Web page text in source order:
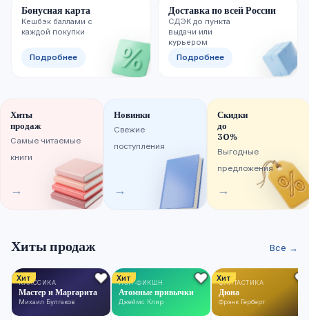
Бонусная карта
Кешбэк баллами с
каждой покупки
Подробнее
Доставка по всей России
СДЭК до пункта
выдачи или
курьером
Подробнее
Хиты
продаж
Самые читаемые
книги
→
Новинки
Свежие
поступления
→
Скидки
до
30%
Выгодные
предложения
→
Хиты продаж Все →
Хит
КЛАССИКА
Мастер и Маргарита
Михаил Булгаков
Хит
НОН-ФИКШН
Атомные привычки
Джеймс Клир
Хит
ФАНТАСТИКА
Дюна
Фрэнк Герберт